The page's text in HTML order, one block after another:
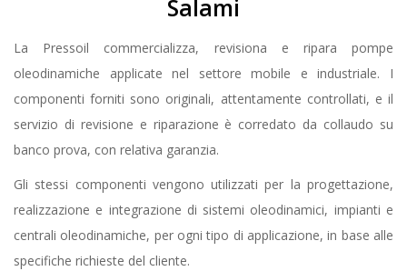
Salami
La Pressoil commercializza, revisiona e ripara pompe
oleodinamiche applicate nel settore mobile e industriale. I
componenti forniti sono originali, attentamente controllati, e il
servizio di revisione e riparazione è corredato da collaudo su
banco prova, con relativa garanzia.
Gli stessi componenti vengono utilizzati per la progettazione,
realizzazione e integrazione di sistemi oleodinamici, impianti e
centrali oleodinamiche, per ogni tipo di applicazione, in base alle
specifiche richieste del cliente.